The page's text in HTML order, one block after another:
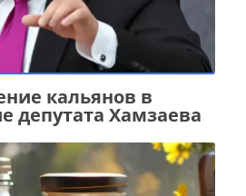
кальянов в
депутата Хамзаева